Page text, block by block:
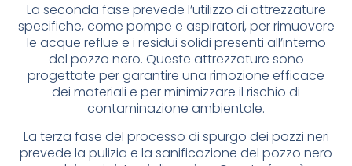
La seconda fase prevede l’utilizzo di attrezzature
specifiche, come pompe e aspiratori, per rimuovere
le acque reflue e i residui solidi presenti all’interno
del pozzo nero. Queste attrezzature sono
progettate per garantire una rimozione efficace
dei materiali e per minimizzare il rischio di
contaminazione ambientale.
La terza fase del processo di spurgo dei pozzi neri
prevede la pulizia e la sanificazione del pozzo nero